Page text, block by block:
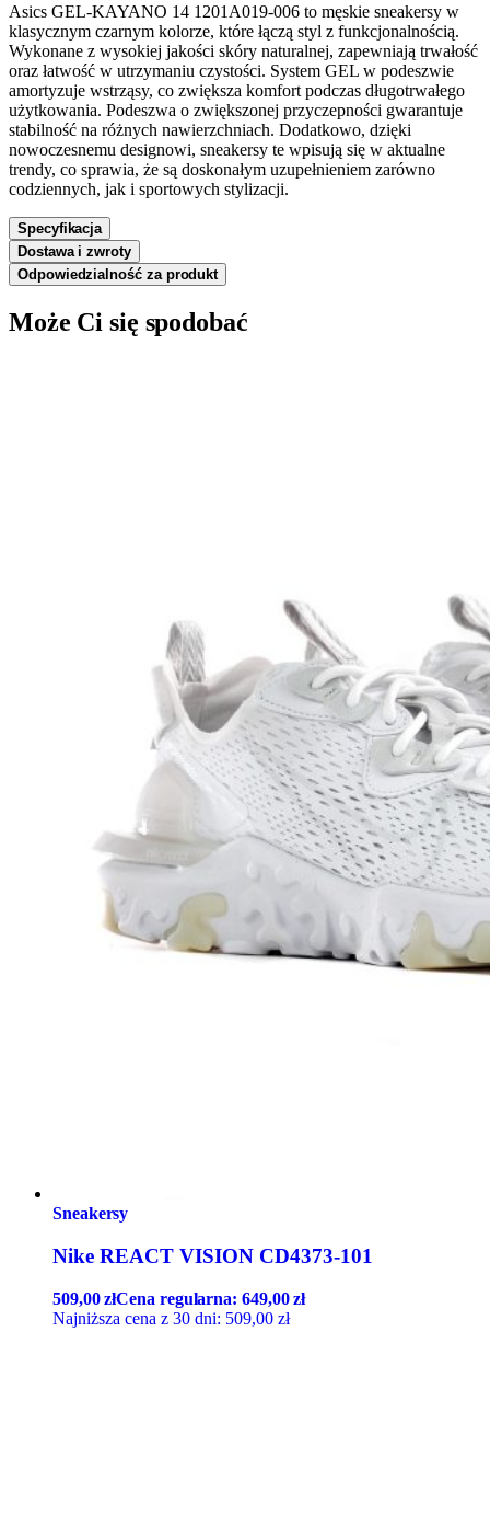
Asics GEL-KAYANO 14 1201A019-006 to męskie sneakersy w
klasycznym czarnym kolorze, które łączą styl z funkcjonalnością.
Wykonane z wysokiej jakości skóry naturalnej, zapewniają trwałość
oraz łatwość w utrzymaniu czystości. System GEL w podeszwie
amortyzuje wstrząsy, co zwiększa komfort podczas długotrwałego
użytkowania. Podeszwa o zwiększonej przyczepności gwarantuje
stabilność na różnych nawierzchniach. Dodatkowo, dzięki
nowoczesnemu designowi, sneakersy te wpisują się w aktualne
trendy, co sprawia, że są doskonałym uzupełnieniem zarówno
codziennych, jak i sportowych stylizacji.
Specyfikacja
Dostawa i zwroty
Odpowiedzialność za produkt
Może Ci się spodobać
Sneakersy
Nike REACT VISION CD4373-101
509,00złCena regularna:649,00zł
Najniższa cena z 30 dni: 509,00 zł